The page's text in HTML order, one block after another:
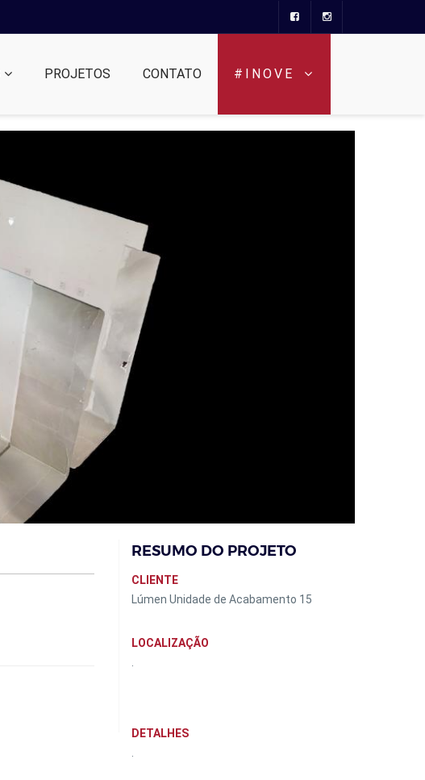
PROJETOS CONTATO #INOVE
RESUMO DO PROJETO
CLIENTE
Lúmen Unidade de Acabamento 15
LOCALIZAÇÃO
DETALHES